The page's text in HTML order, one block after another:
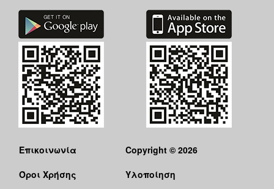
Επικοινωνία
Όροι Χρήσης
Copyright © 2026
Υλοποίηση